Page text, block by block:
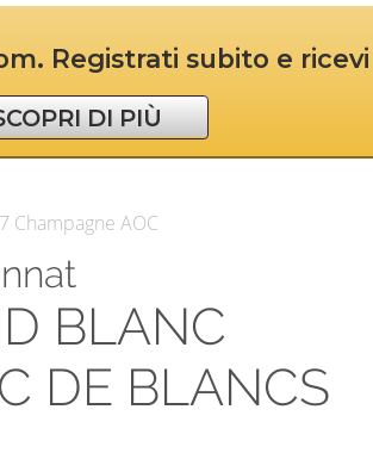
Registrati subito e
DI PIÙ
Champagne AOC
BLANC
DE BLANCS